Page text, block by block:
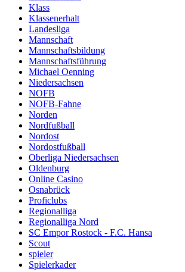
Klass
Klassenerhalt
Landesliga
Mannschaft
Mannschaftsbildung
Mannschaftsführung
Michael Oenning
Niedersachsen
NOFB
NOFB-Fahne
Norden
Nordfußball
Nordost
Nordostfußball
Oberliga Niedersachsen
Oldenburg
Online Casino
Osnabrück
Proficlubs
Regionalliga
Regionalliga Nord
SC Empor Rostock - F.C. Hansa
Scout
spieler
Spielerkader